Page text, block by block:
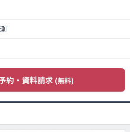
約・資料請求 (無料)